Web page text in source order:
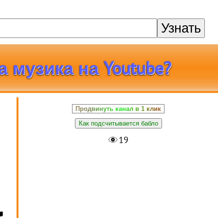
Узнать
музика на Youtube?
Продвинуть канал в 1 клик
Как подсчитывается бабло
19